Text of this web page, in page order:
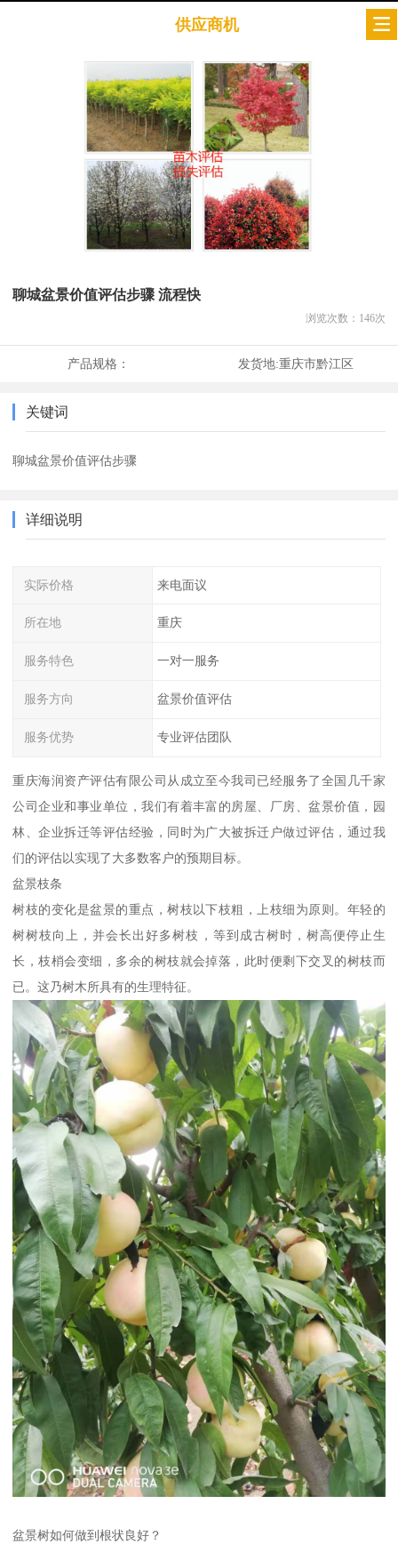
供应商机
聊城盆景价值评估步骤 流程快
浏览次数： 146次
产品规格： 发货地:重庆市黔江区
关键词
聊城盆景价值评估步骤
详细说明
实际价格 来电面议
所在地 重庆
服务特色 一对一服务
服务方向 盆景价值评估
服务优势 专业评估团队
重庆海润资产评估有限公司从成立至今我司已经服务了全国几千家
公司企业和事业单位，我们有着丰富的房屋、厂房、盆景价值，园
林、企业拆迁等评估经验，同时为广大被拆迁户做过评估，通过我
们的评估以实现了大多数客户的预期目标。
盆景枝条
树枝的变化是盆景的重点，树枝以下枝粗，上枝细为原则。年轻的
树树枝向上，并会长出好多树枝，等到成古树时，树高便停止生
长，枝梢会变细，多余的树枝就会掉落，此时便剩下交叉的树枝而
已。这乃树木所具有的生理特征。
盆景树如何做到根状良好？